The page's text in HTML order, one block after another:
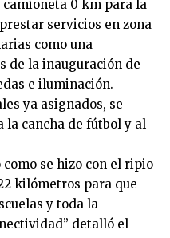
0 km para la
servicios en zona
como una
de la inauguración de
e iluminación.
ya asignados, se
cancha de fútbol y al
se hizo con el ripio
kilómetros para que
y toda la
detalló el